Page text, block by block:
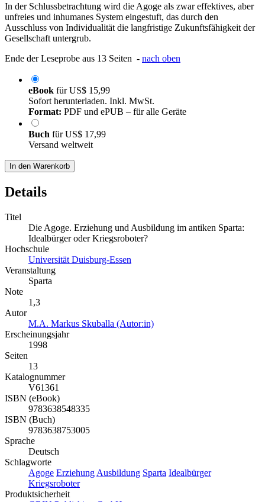
In der Schlussbetrachtung wird die Agoge als zwar effektives, aber
unfreies und inhumanes System eingestuft, das durch den
Ausschluss von Individualität die langfristige Zukunftsfähigkeit der
Gesellschaft untergrub.
Ende der Leseprobe aus 13 Seiten - nach oben
eBook fürUS$ 15,99
Sofort herunterladen. Inkl. MwSt.
Format: PDF und ePUB – für alle Geräte
Buch fürUS$ 17,99
Versand weltweit
In den Warenkorb
Details
Titel
Die Agoge. Erziehung und Ausbildung im antiken Sparta:
Idealbürger oder Kriegsroboter?
Hochschule
Universität Duisburg-Essen
Veranstaltung
Sparta
Note
1,3
Autor
M.A. Markus Skuballa (Autor:in)
Erscheinungsjahr
1998
Seiten
13
Katalognummer
V61361
ISBN (eBook)
9783638548335
ISBN (Buch)
9783638753005
Sprache
Deutsch
Schlagworte
Agoge Erziehung Ausbildung Sparta Idealbürger
Kriegsroboter
Produktsicherheit